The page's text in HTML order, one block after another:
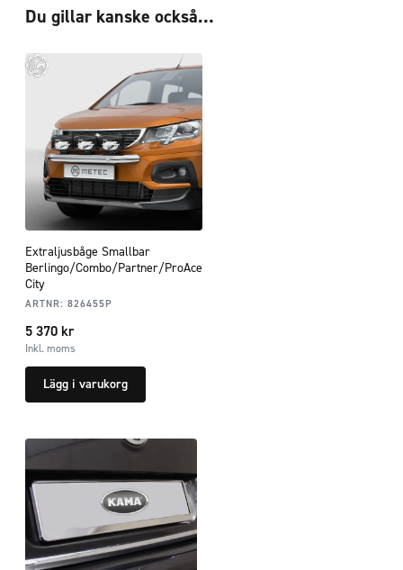
Du gillar kanske också…
Extraljusbåge Smallbar
Berlingo/Combo/Partner/ProAce
City
ARTNR: 826455P
5 370 kr
Inkl. moms
Lägg i varukorg